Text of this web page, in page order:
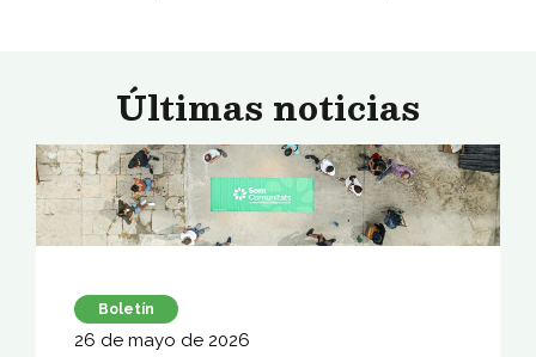
Últimas noticias
Boletín
26 de mayo de 2026